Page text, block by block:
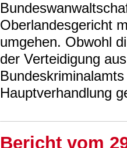
Oberlandesgericht
umgehen. Obwohl
der Verteidigung
Hauptverhandlung
Bericht vom